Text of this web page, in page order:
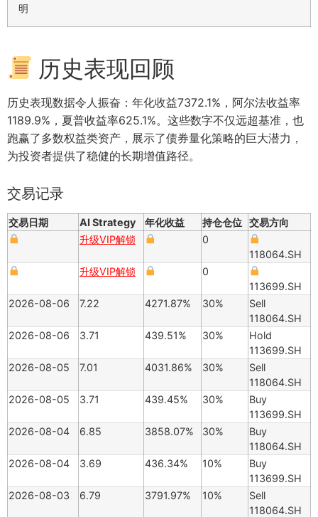
明
历史表现回顾
历史表现数据令人振奋：年化收益7372.1%，阿尔法收益率
1189.9%，夏普收益率625.1%。这些数字不仅远超基准，也
跑赢了多数权益类资产，展示了债券量化策略的巨大潜力，
为投资者提供了稳健的长期增值路径。
交易记录
交易日期 AI Strategy 年化收益 持仓仓位 交易方向
升级VIP解锁
0
118064.SH
升级VIP解锁
0
113699.SH
2026-08-06
7.22 4271.87% 30%
Sell
118064.SH
2026-08-06
3.71 439.51% 30%
Hold
113699.SH
2026-08-05
7.01 4031.86% 30%
Sell
118064.SH
2026-08-05
3.71 439.45% 30%
Buy
113699.SH
2026-08-04
6.85 3858.07% 30%
Buy
118064.SH
2026-08-04
3.69 436.34% 10%
Buy
113699.SH
2026-08-03
6.79 3791.97% 10%
Sell
118064.SH